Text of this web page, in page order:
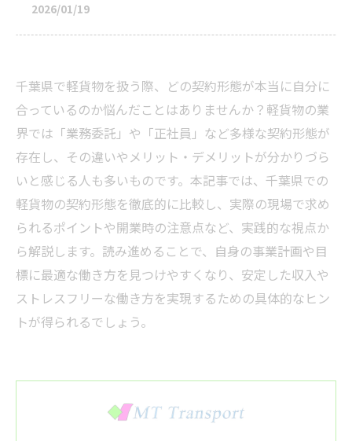
2026/01/19
千葉県で軽貨物を扱う際、どの契約形態が本当に自分に
合っているのか悩んだことはありませんか？軽貨物の業
界では「業務委託」や「正社員」など多様な契約形態が
存在し、その違いやメリット・デメリットが分かりづら
いと感じる人も多いものです。本記事では、千葉県での
軽貨物の契約形態を徹底的に比較し、実際の現場で求め
られるポイントや開業時の注意点など、実践的な視点か
ら解説します。読み進めることで、自身の事業計画や目
標に最適な働き方を見つけやすくなり、安定した収入や
ストレスフリーな働き方を実現するための具体的なヒン
トが得られるでしょう。